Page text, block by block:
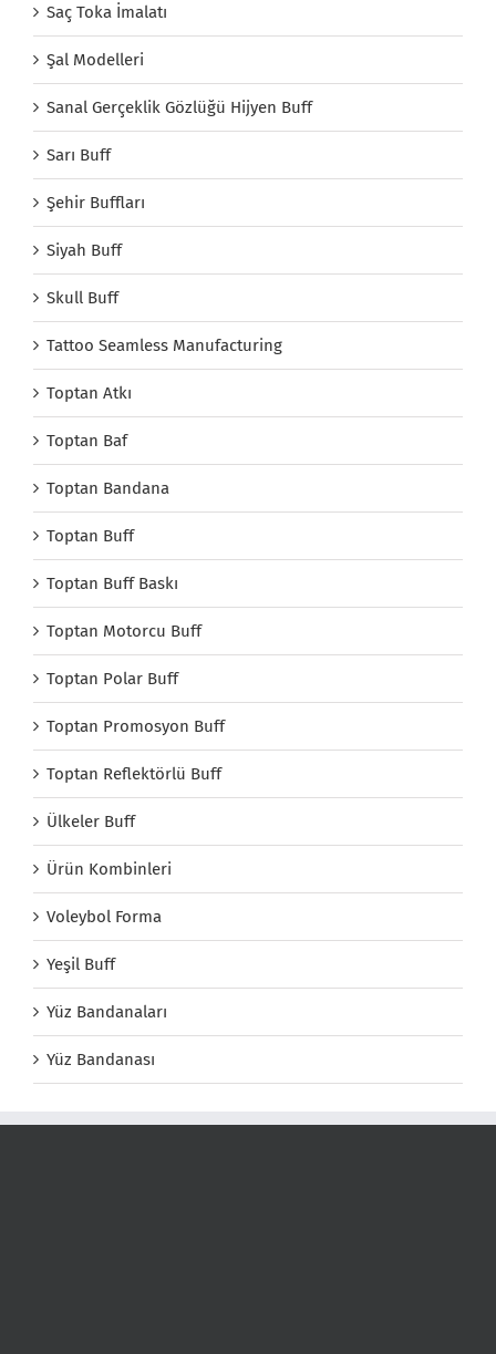
Saç Toka İmalatı
Şal Modelleri
Sanal Gerçeklik Gözlüğü Hijyen Buff
Sarı Buff
Şehir Buffları
Siyah Buff
Skull Buff
Tattoo Seamless Manufacturing
Toptan Atkı
Toptan Baf
Toptan Bandana
Toptan Buff
Toptan Buff Baskı
Toptan Motorcu Buff
Toptan Polar Buff
Toptan Promosyon Buff
Toptan Reflektörlü Buff
Ülkeler Buff
Ürün Kombinleri
Voleybol Forma
Yeşil Buff
Yüz Bandanaları
Yüz Bandanası